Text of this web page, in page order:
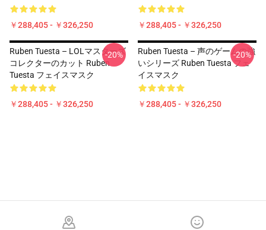
￥288,405 - ￥326,250 ￥288,405 - ￥326,250
Ruben Tuesta – LOLマスターズ
コレクターのカット Ruben
Tuesta フェイスマスク
￥288,405 - ￥326,250
-20%
Ruben Tuesta – 声のゲームの強
いシリーズ Ruben Tuesta フェ
イスマスク
￥288,405 - ￥326,250
-20%